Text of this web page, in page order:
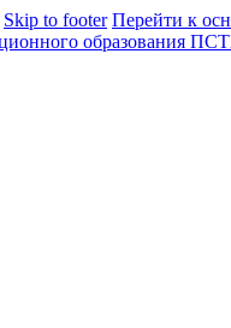
Skip to footer Перейти к